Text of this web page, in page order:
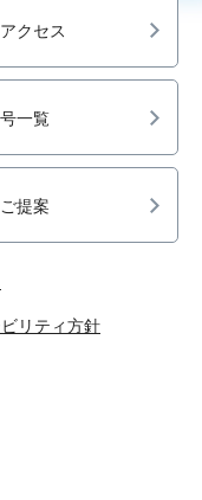
クセス
一覧
提案
リティ方針